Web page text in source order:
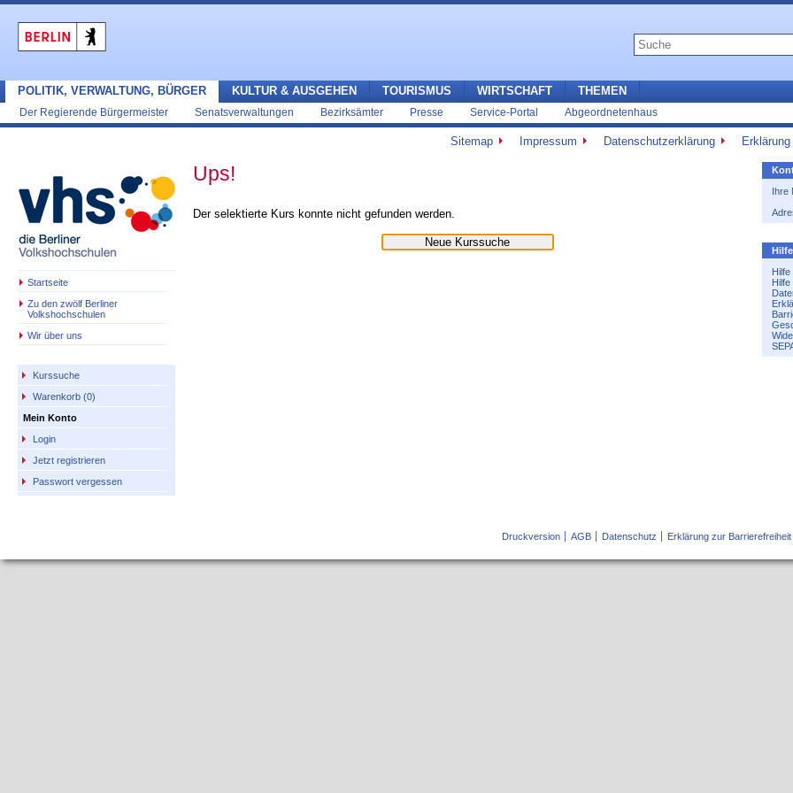
POLITIK, VERWALTUNG, BÜRGER
Der Regierende Bürgermeister Senatsverwaltungen Bezirksämter Presse Service-Portal Abgeordnetenhaus
KULTUR & AUSGEHEN TOURISMUS WIRTSCHAFT THEMEN
Sitemap Impressum Datenschutzerklärung
Startseite
Zu den zwölf Berliner
Volkshochschulen
Wir über uns
Kurssuche
Warenkorb (0)
Mein Konto
Login
Jetzt registrieren
Passwort vergessen
Ihre
Ups!
Der selektierte Kurs konnte nicht gefunden werden.
Druckversion AGB Datenschutz Erklärung zur Barrierefreiheit